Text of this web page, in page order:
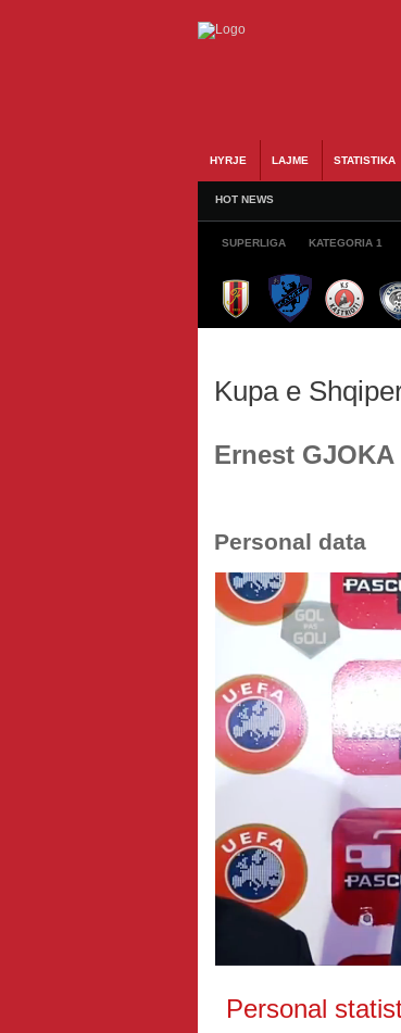
HYRJE LAJME STATISTIKA
HOT NEWS
SUPERLIGA KATEGORIA 1
Kupa e
Ernest GJOKA
Personal data
Personal